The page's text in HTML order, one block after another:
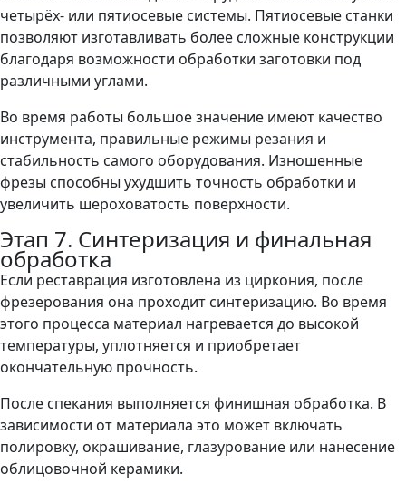
четырёх- или пятиосевые системы. Пятиосевые станки
позволяют изготавливать более сложные конструкции
благодаря возможности обработки заготовки под
различными углами.
Во время работы большое значение имеют качество
инструмента, правильные режимы резания и
стабильность самого оборудования. Изношенные
фрезы способны ухудшить точность обработки и
увеличить шероховатость поверхности.
Этап 7. Синтеризация и финальная
обработка
Если реставрация изготовлена из циркония, после
фрезерования она проходит синтеризацию. Во время
этого процесса материал нагревается до высокой
температуры, уплотняется и приобретает
окончательную прочность.
После спекания выполняется финишная обработка. В
зависимости от материала это может включать
полировку, окрашивание, глазурование или нанесение
облицовочной керамики.